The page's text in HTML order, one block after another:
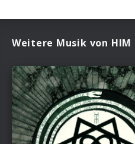
Weitere Musik von HIM